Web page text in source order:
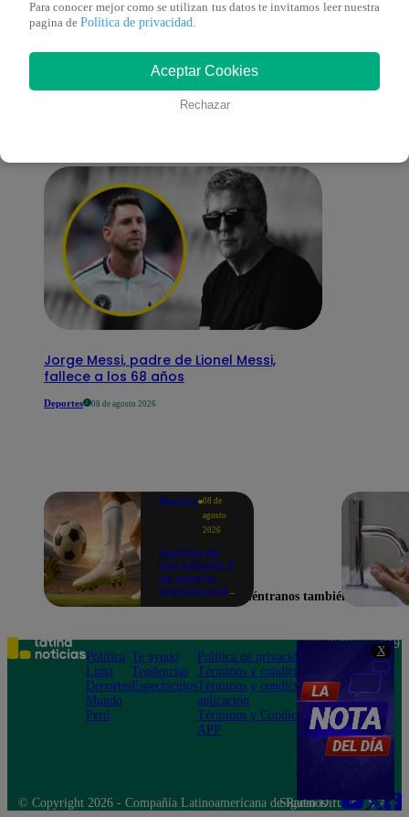
X
También te puede
interesar
Jorge Messi, padre de Lionel Messi,
fallece a los 68 años
Deportes 08 de agosto 2026
Deportes 08 de
agosto
2026
Partidos de
hoy, sábado 8
de agosto:
programación
Para conocer mejor como se utilizan tus datos te invitamos leer nuestra
pagina de Política de privacidad.
Aceptar Cookies
Rechazar
Encuéntranos también en
Política
Lima
Deportes
Mundo
Perú
Te ayudo
Tendencias
Espectáculos
Política de privacidad
Términos y condiciones
Términos y condiciones
aplicación
Términos y Condiciones
APP
Teléfono: 219
Av. San
Felipe 968
Jesús María
© Copyright 2026 - Compañía Latinoamericana de Radio Difusión S.A.
Síguenos